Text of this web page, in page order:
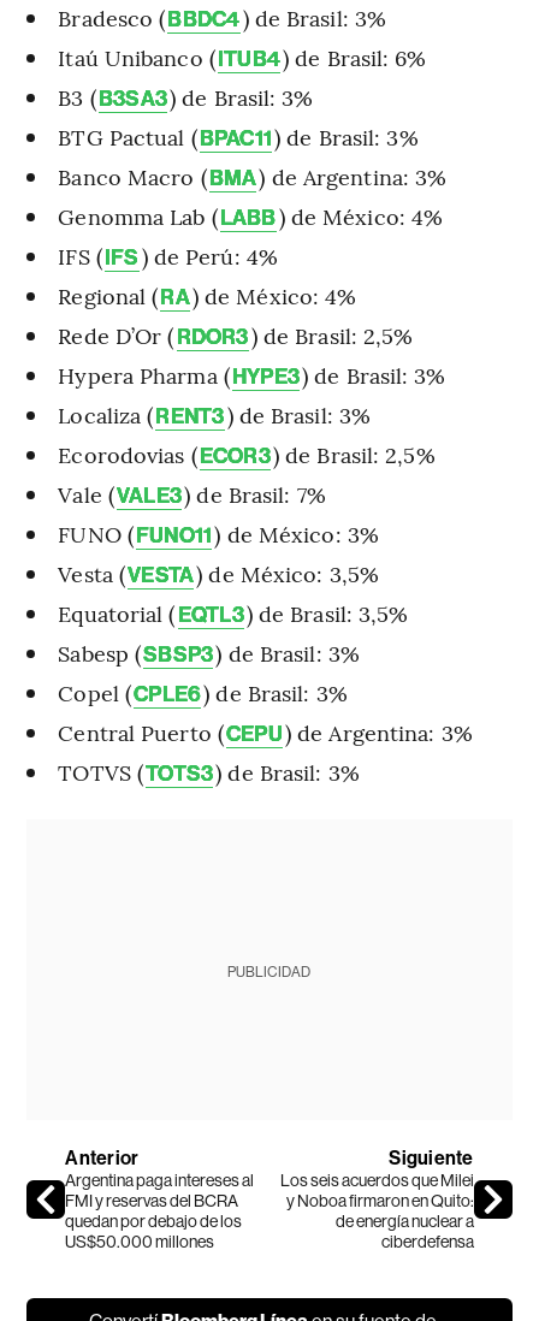
Bradesco (BBDC4) de Brasil: 3%
Itaú Unibanco (ITUB4) de Brasil: 6%
B3 (B3SA3) de Brasil: 3%
BTG Pactual (BPAC11) de Brasil: 3%
Banco Macro (BMA) de Argentina: 3%
Genomma Lab (LABB) de México: 4%
IFS (IFS) de Perú: 4%
Regional (RA) de México: 4%
Rede D’Or (RDOR3) de Brasil: 2,5%
Hypera Pharma (HYPE3) de Brasil: 3%
Localiza (RENT3) de Brasil: 3%
Ecorodovias (ECOR3) de Brasil: 2,5%
Vale (VALE3) de Brasil: 7%
FUNO (FUNO11) de México: 3%
Vesta (VESTA) de México: 3,5%
Equatorial (EQTL3) de Brasil: 3,5%
Sabesp (SBSP3) de Brasil: 3%
Copel (CPLE6) de Brasil: 3%
Central Puerto (CEPU) de Argentina: 3%
TOTVS (TOTS3) de Brasil: 3%
PUBLICIDAD
Anterior
Argentina paga intereses al
FMI y reservas del BCRA
quedan por debajo de los
US$50.000 millones
Siguiente
Los seis acuerdos que Milei
y Noboa firmaron en Quito:
de energía nuclear a
ciberdefensa